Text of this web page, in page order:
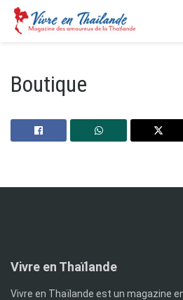
Boutique
Vivre en Thaïlande
Vivre en Thaïlande est un magazine